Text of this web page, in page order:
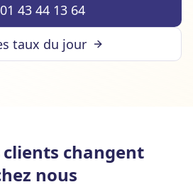
01 43 44 13 64
taux du jour
changent
nous